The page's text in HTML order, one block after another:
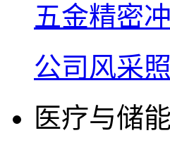
五金精密
公司风采
医疗与储